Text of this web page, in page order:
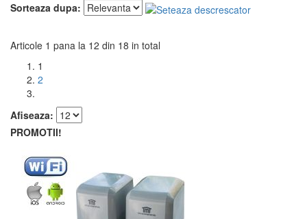
Sorteaza dupa:
Articole 1 pana la 12 din 18 in total
1
2
Afiseaza:
PROMOTII!